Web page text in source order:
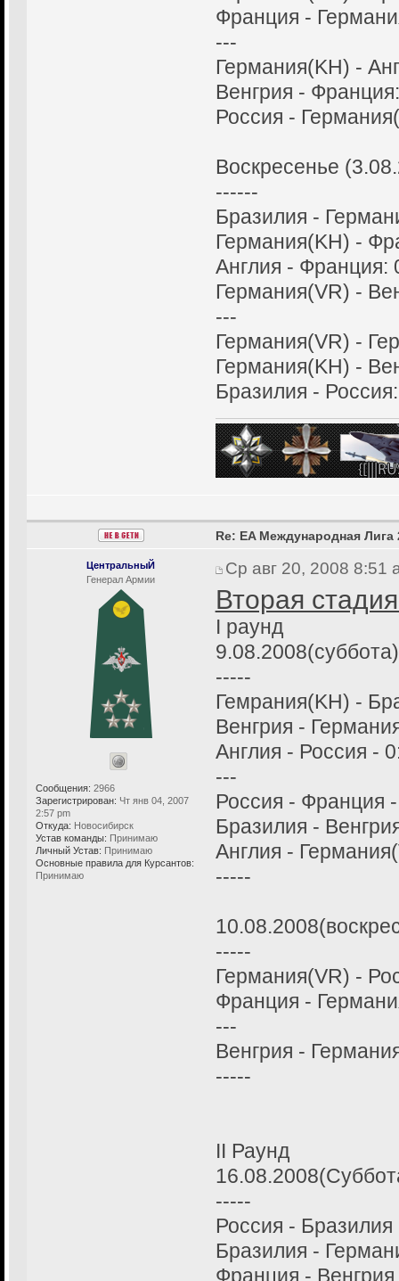
Франция -
---
Германия(KH) -
Венгрия -
Россия -
Воскресенье
------
Бразилия -
Германия(KH) -
Англия - Франция:
Германия(VR) -
---
Германия(VR) -
Германия(KH) -
Бразилия -
ЦентральныЙ
Генерал Армии
Сообщения: 2966
Зарегистрирован: Чт янв 04, 2007
2:57 pm
Откуда: Новосибирск
Устав команды: Принимаю
Личный Устав: Принимаю
Основные правила для Курсантов:
Принимаю
Re: EA Международная Лига
Ср авг 20, 2008 8:51
Вторая
I раунд
-----
Гемрания(KH) -
Венгрия -
Англия - Россия -
---
Россия - Франция
Бразилия -
Англия -
-----
-----
Германия(VR) -
Франция -
---
Венгрия -
-----
II Раунд
-----
Россия - Бразилия
Бразилия -
Франция - Венгрия